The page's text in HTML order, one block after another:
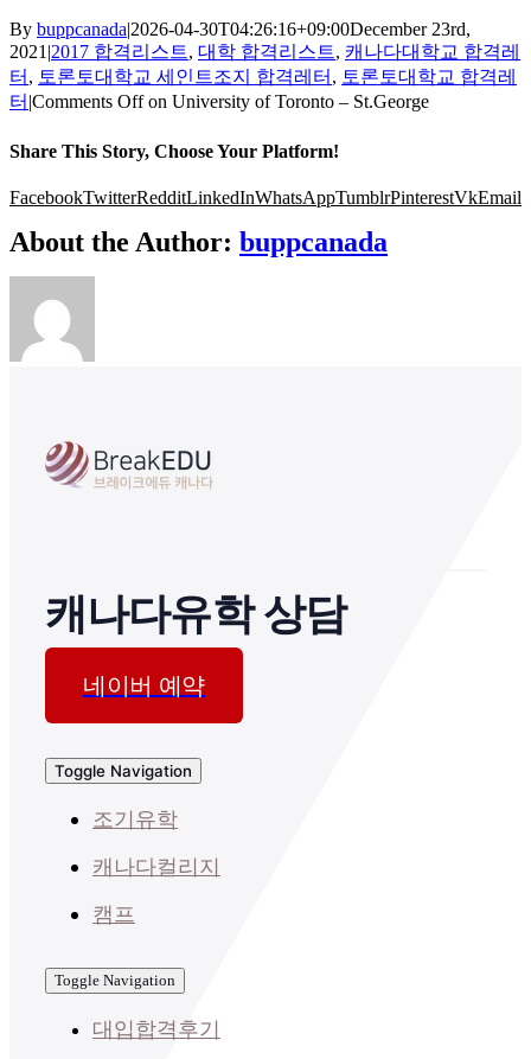
By buppcanada|2026-04-30T04:26:16+09:00December 23rd,
2021|2017 합격리스트, 대학 합격리스트, 캐나다대학교 합격레
터 , 토론토대학교 세인트조지 합격레터 , 토론토대학교 합격레
터 |Comments Offon University of Toronto – St.George
Share This Story, Choose Your Platform!
FacebookTwitterRedditLinkedInWhatsAppTumblrPinterestVkEmail
About the Author: buppcanada
캐나다유학 상담
네이버 예약
Toggle Navigation
조기유학
캐나다컬리지
캠프
Toggle Navigation
대입합격후기